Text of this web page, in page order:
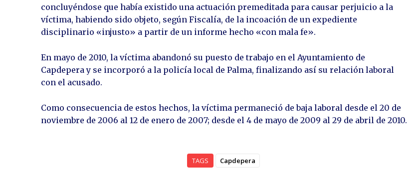
concluyéndose que había existido una actuación premeditada para causar perjuicio a la
víctima, habiendo sido objeto, según Fiscalía, de la incoación de un expediente
disciplinario «injusto» a partir de un informe hecho «con mala fe».
En mayo de 2010, la víctima abandonó su puesto de trabajo en el Ayuntamiento de
Capdepera y se incorporó a la policía local de Palma, finalizando así su relación laboral
con el acusado.
Como consecuencia de estos hechos, la víctima permaneció de baja laboral desde el 20 de
noviembre de 2006 al 12 de enero de 2007; desde el 4 de mayo de 2009 al 29 de abril de 2010.
TAGS Capdepera